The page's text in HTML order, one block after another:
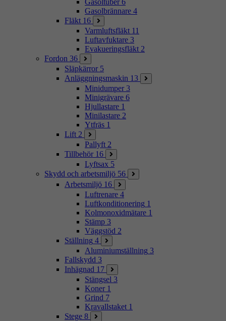
Gasoltuber 6
Gasolbrännare 4
Fläkt 16
Varmluftsfläkt 11
Luftavfuktare 3
Evakueringsfläkt 2
Fordon 36
Släpkärror 5
Anläggningsmaskin 13
Minidumper 3
Minigrävare 6
Hjullastare 1
Minilastare 2
Ytfräs 1
Lift 2
Pallyft 2
Tillbehör 16
Lyftsax 5
Skydd och arbetsmiljö 56
Arbetsmiljö 16
Luftrenare 4
Luftkonditionering 1
Kolmonoxidmätare 1
Stämp 3
Väggstöd 2
Ställning 4
Aluminiumställning 3
Fallskydd 3
Inhägnad 17
Stängsel 3
Koner 1
Grind 7
Kravallstaket 1
Stege 8